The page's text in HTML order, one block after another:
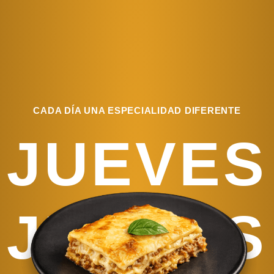
CADA DÍA UNA ESPECIALIDAD DIFERENTE
JUEVES
JUEVES